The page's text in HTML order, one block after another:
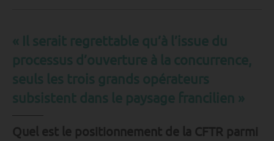
« Il serait regrettable qu’à l’issue du
processus d’ouverture à la concurrence,
seuls les trois grands opérateurs
subsistent dans le paysage francilien »
Quel est le positionnement de la CFTR parmi